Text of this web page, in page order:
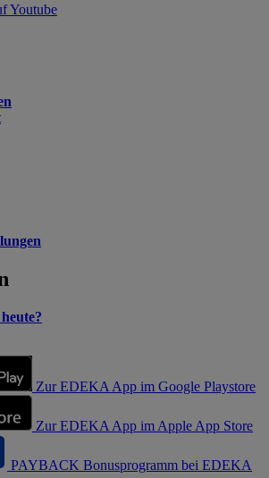
Youtube
Zur EDEKA App im Google Playstore
Zur EDEKA App im Apple App Store
PAYBACK Bonusprogramm bei EDEKA